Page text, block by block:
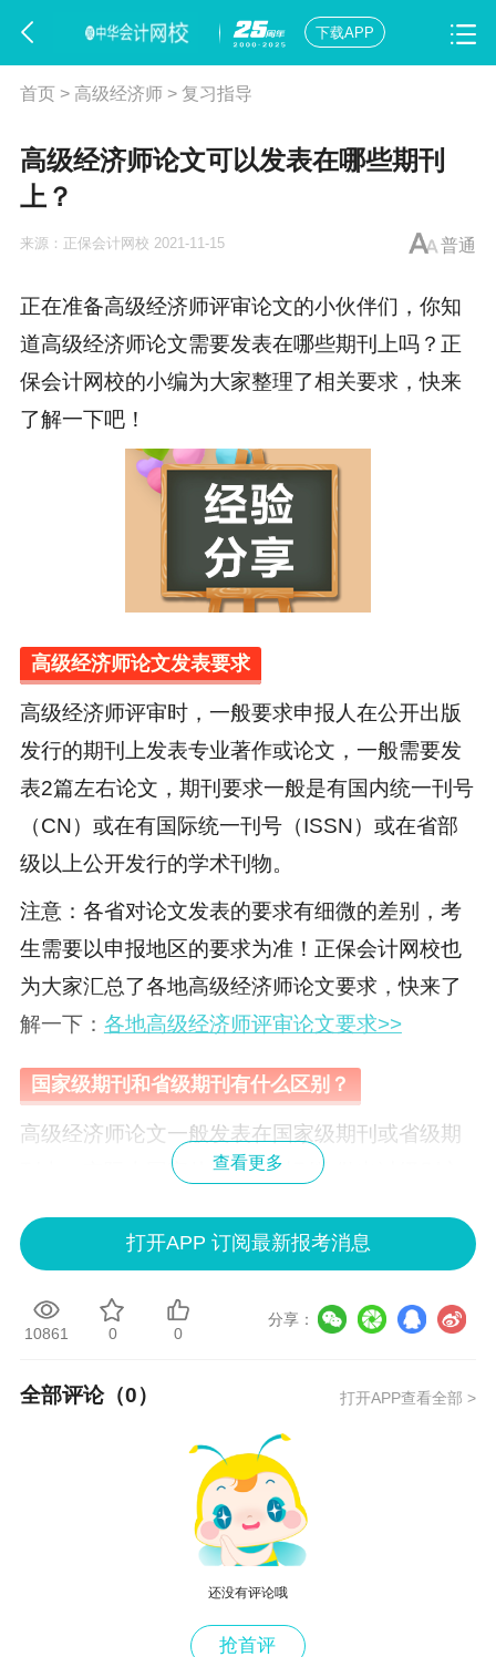
下载APP
首页> 高级经济师> 复习指导
高级经济师论文可以发表在哪些期刊
上？
普通
来源： 正保会计网校 2021-11-15
正在准备高级经济师评审论文的小伙伴们， 你知
道高级经济师论文需要发表在哪些期刊上吗？正
保会计网校的小编为大家整理了相关要求，快来
了解一下吧！
高级经济师论文发表要求
高级经济师评审时，一般要求申报人在公开出版
发行的期刊上发表专业著作或论文，一般需要发
表2篇左右论文，期刊要求一般是有国内统一刊号
（CN）或在有国际统一刊号（ISSN）或在省部
级以上公开发行的学术刊物。
注意：各省对论文发表的要求有细微的差别，考
生需要以申报地区的要求为准！正保会计网校也
为大家汇总了各地高级经济师论文要求，快来了
解一下： 各地高级经济师评审论文要求>>
国家级期刊和省级期刊有什么区别？
高级经济师论文一般发表在国家级期刊或省级期
刊上，实际上国家从来没有对刊物做出过级别之
家级的差别。所谓国家级期刊和省级期刊之分，
了区别。即国家单位主管期刊为国家级期刊，省
但无论是国家级期刊还是省级期刊，都必须具备
CN刊号和ISSN刊号，“CN号”指的是国内统一连
续出版物号，即它是新闻出版行政部门分配给连
续出版物的代号；“ISSN号”指的是标准国际刊
号，是标准国际连续出版物号的简称。
说明：因考试政策、内容不断变化与调整，正保
会计网校提供的以上信息仅供参考，如有异议，
查看更多
打开APP 订阅最新报考消息
10861 0 0
分享：
全部评论（0） 打开APP查看全部 >
还没有评论哦
抢首评